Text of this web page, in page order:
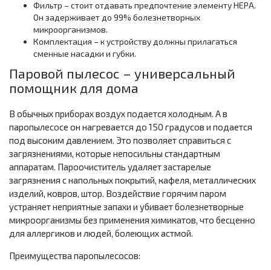
Фильтр – стоит отдавать предпочтение элементу HEPA.
Он задерживает до 99% болезнетворных
микроорганизмов.
Комплектация – к устройству должны прилагаться
сменные насадки и губки.
Паровой пылесос – универсальный
помощник для дома
В обычных приборах воздух подается холодным. А в
паропылесосе он нагревается до 150 градусов и подается
под высоким давлением. Это позволяет справиться с
загрязнениями, которые непосильны стандартным
аппаратам. Пароочиститель удаляет застарелые
загрязнения с напольных покрытий, кафеля, металлических
изделий, ковров, штор. Воздействие горячим паром
устраняет неприятные запахи и убивает болезнетворные
микроорганизмы без применения химикатов, что бесценно
для аллергиков и людей, болеющих астмой.
Преимущества паропылесосов: